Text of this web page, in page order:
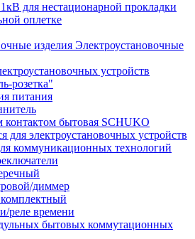
для нестационарной прокладки
оплетке
Электроустановочные
устройств
розетка"
питания
бытовая SCHUKO
для электроустановочных устройств
коммуникационных технологий
диммер
реле времени
бытовых коммутационных